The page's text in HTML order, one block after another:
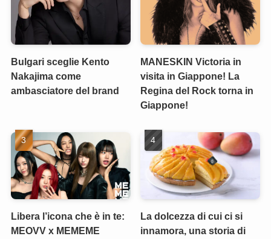
Bulgari sceglie Kento
Nakajima come
ambasciatore del brand
MANESKIN Victoria in
visita in Giappone! La
Regina del Rock torna in
Giappone!
Libera l’icona che è in te:
MEOVV x MEMEME
La dolcezza di cui ci si
innamora, una storia di